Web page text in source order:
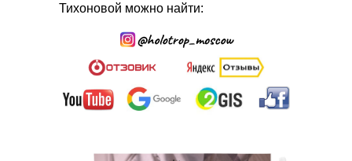
Тихоновой можно найти: